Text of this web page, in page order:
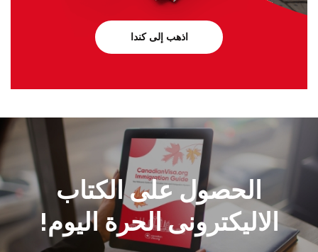
اذهب إلى كندا
الحصول على الكتاب
الاليكترونى الحرة اليوم!